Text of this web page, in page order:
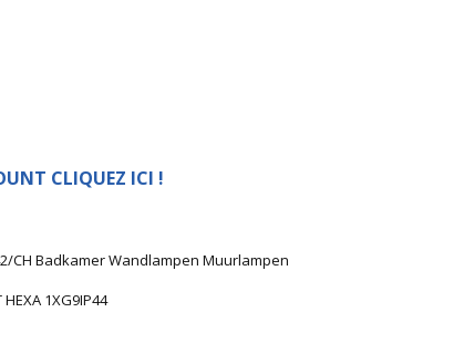
CLIQUEZ ICI !
CH Badkamer Wandlampen Muurlampen
1XG9IP44